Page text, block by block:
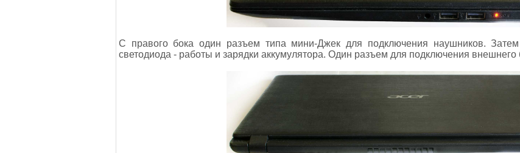
С правого бока один разъем типа мини-Джек для подключения наушников.
светодиода - работы и зарядки аккумулятора. Один разъем для подключения внешнего